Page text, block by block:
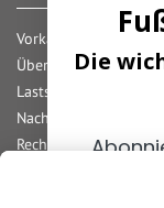
Vorkasse
Überweisung
Lastschrift
Nachnahme
Rechnung
Die